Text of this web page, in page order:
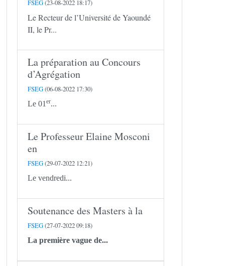
FSEG(23-08-2022 18:17)
Le Recteur de l’Université de Yaoundé
II, le Pr...
La préparation au Concours
d’Agrégation
FSEG(06-08-2022 17:30)
Le 01 er...
Le Professeur Elaine Mosconi
en
FSEG(29-07-2022 12:21)
Le vendredi...
Soutenance des Masters à la
FSEG(27-07-2022 09:18)
La première vague de...